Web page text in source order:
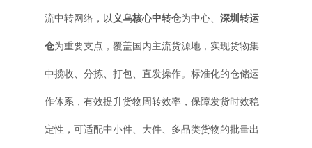
流中转网络，以 义乌核心中转仓为中心、 深圳转运
仓为重要支点，覆盖国内主流货源地，实现货物集
中揽收、分拣、打包、直发操作。标准化的仓储运
作体系，有效提升货物周转效率，保障发货时效稳
定性，可适配中小件、大件、多品类货物的批量出